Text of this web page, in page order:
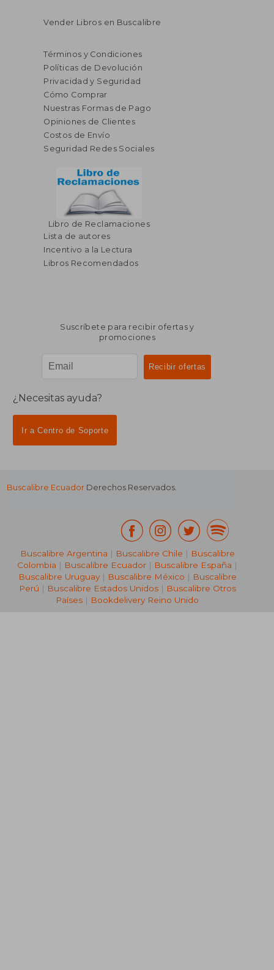
45%
dcto.
$ 226.80
$ 124.74
Vender Libros en Buscalibre
Términos y Condiciones
Políticas de Devolución
Privacidad y Seguridad
Cómo Comprar
Nuestras Formas de Pago
Opiniones de Clientes
Costos de Envío
Seguridad Redes Sociales
Libro de Reclamaciones
Lista de autores
Incentivo a la Lectura
Libros Recomendados
Suscríbete para recibir ofertas y
promociones
¿Necesitas ayuda?
Ir a Centro de Soporte
Buscalibre Ecuador Derechos Reservados.
Buscalibre Argentina | Buscalibre Chile | Buscalibre
Colombia | Buscalibre Ecuador | Buscalibre España |
Buscalibre Uruguay| Buscalibre México | Buscalibre
Perú | Buscalibre Estados Unidos| Buscalibre Otros
Países | Bookdelivery Reino Unido